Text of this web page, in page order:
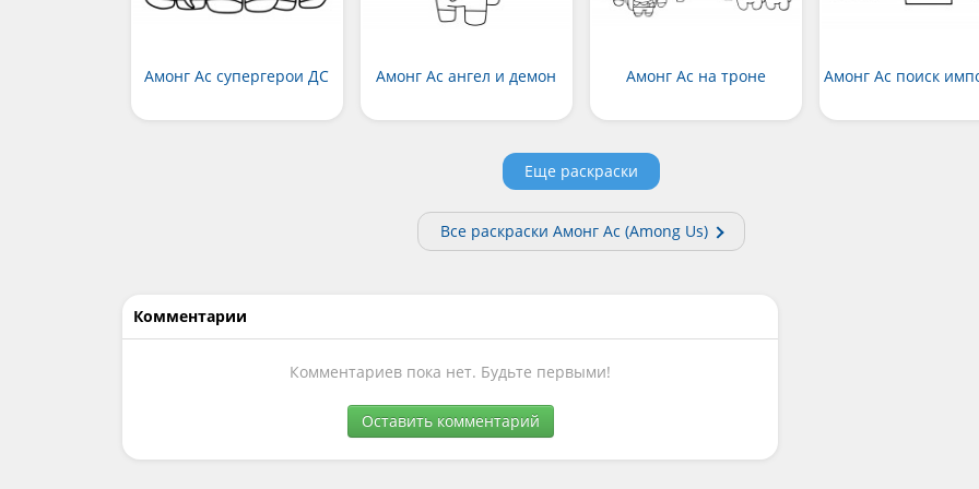
Амонг Ас супергерои ДС Амонг Ас ангел и демон Амонг Ас на троне Амонг Ас поиск
Еще раскраски
Все раскраски Амонг Ас (Among Us)
Комментарии
Комментариев пока нет. Будьте первыми!
Оставить комментарий